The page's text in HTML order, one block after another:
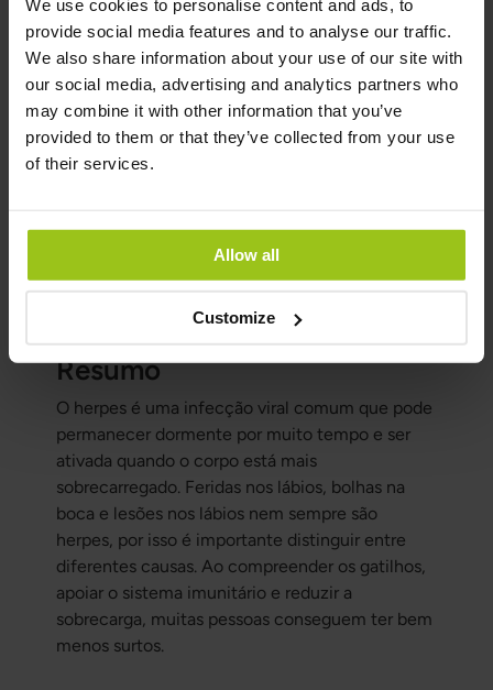
We use cookies to personalise content and ads, to
provide social media features and to analyse our traffic.
We also share information about your use of our site with
our social media, advertising and analytics partners who
may combine it with other information that you’ve
provided to them or that they’ve collected from your use
of their services.
Allow all
Customize
não são contagiosas; são feridas recorrentes que
podem estar ligadas a vários fatores, como
imunidade reduzida, deficiência de ferro,
inflamação ou hipersensibilidade.
Algumas pessoas também reagem a cremes
dentais ou enxaguantes bucais com lauril sulfato
pessoas sensíveis. Se as feridas na boca voltam
com frequência, é sensato considerar tanto
infecção, estado nutricional quanto irritações
Resumo
O herpes é uma infecção viral comum que pode
permanecer dormente por muito tempo e ser
ativada quando o corpo está mais
sobrecarregado. Feridas nos lábios, bolhas na
boca e lesões nos lábios nem sempre são
herpes, por isso é importante distinguir entre
diferentes causas. Ao compreender os gatilhos,
apoiar o sistema imunitário e reduzir a
sobrecarga, muitas pessoas conseguem ter bem
menos surtos.